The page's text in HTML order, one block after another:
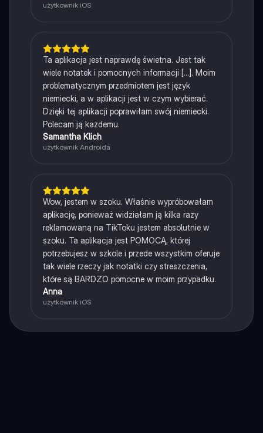
użytkownik iOS
Ta aplikacja jest naprawdę świetna. Jest tak
wiele notatek i pomocnych informacji [...]. Moim
problematycznym przedmiotem jest język
niemiecki, a w aplikacji jest w czym wybierać.
Dzięki tej aplikacji poprawiłam swój niemiecki.
Polecam ją każdemu.
Samantha Klich
użytkownik Androida
Wow, jestem w szoku. Właśnie wypróbowałam
aplikację, ponieważ widziałam ją kilka razy
reklamowaną na TikToku jestem absolutnie w
szoku. Ta aplikacja jest POMOCĄ, której
potrzebujesz w szkole i przede wszystkim oferuje
tak wiele rzeczy jak notatki czy streszczenia,
które są BARDZO pomocne w moim przypadku.
Anna
użytkownik iOS